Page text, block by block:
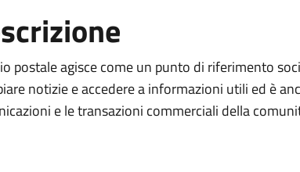
postale agisce come un punto di riferimento
notizie e accedere a informazioni utili ed è
e le transazioni commerciali della